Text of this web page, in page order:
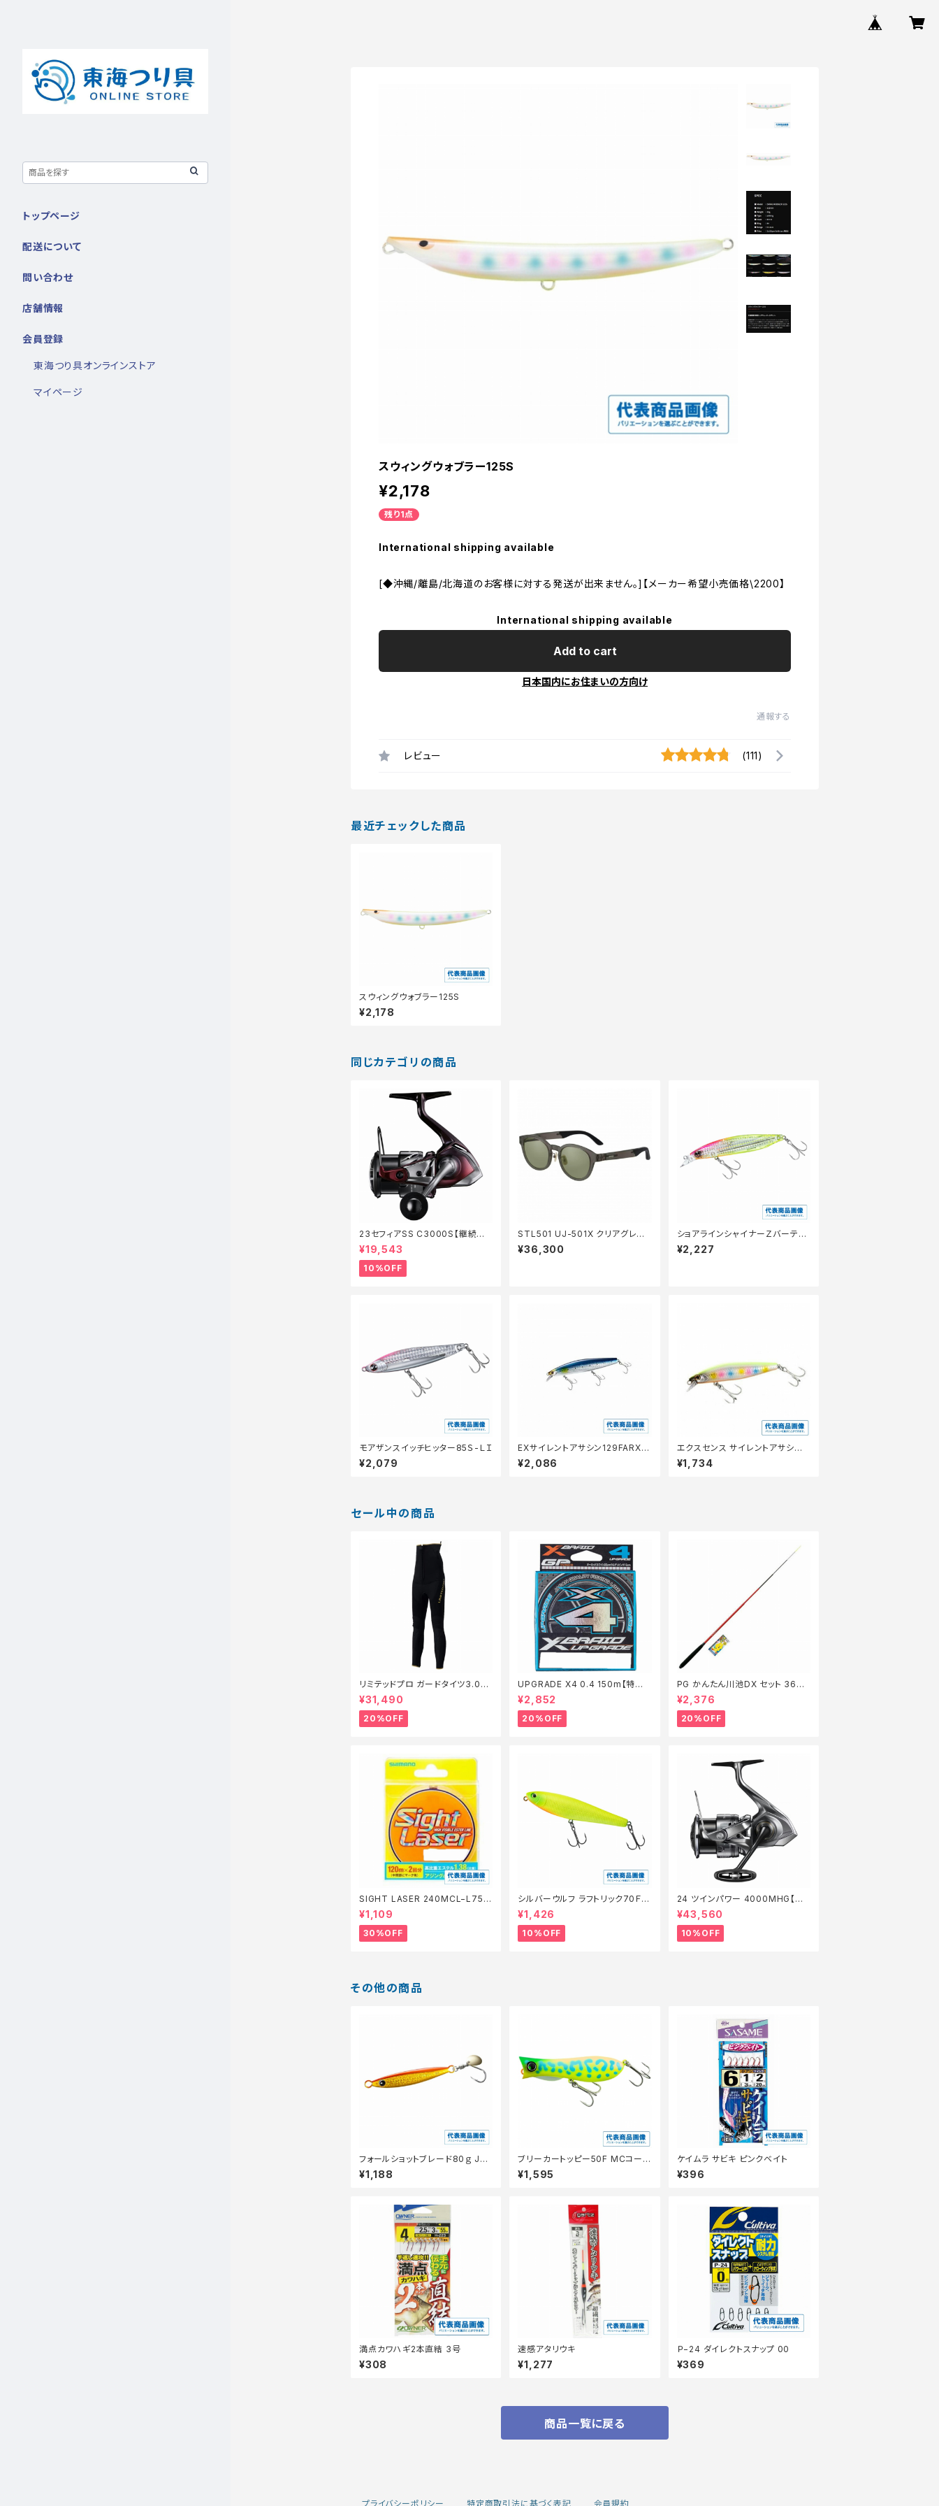
スウィングウォブラー125S
¥2,178
残り1点
International shipping available
[◆沖縄/離島/北海道のお客様に対する発送が出来ません。]【メーカー希望小売価格\2200】
International shipping available
Add to cart
日本国内にお住まいの方向け
通報する
レビュー (111)
最近チェックした商品
スウィングウォブラー125S
¥2,178
同じカテゴリの商品
23セフィアSS C3000S【継続セ
ール_リール】【10】
¥19,543
10%OFF
STL501 UJ-501X クリアグレー
EG
¥36,300
ショアラインシャイナーＺバーティ
スＲ98Ｓ ＬＩ
¥2,227
モアザンスイッチヒッター85Ｓ-ＬＩ
¥2,079
EXサイレントアサシン129FARXＭ
−129N
¥2,086
エクスセンス サイレントアサシン
ジェットブースト 80S ＸＭ−280
Ｎ 018
¥1,734
セール中の商品
リミテッドプロ ガードタイツ3.0FI
−540X 黒 LB【特価装備】【20】
¥31,490
20%OFF
UPGRADE X4 0.4 150m【特価
仕掛】【20】
¥2,852
20%OFF
PG かんたん川池DX セット 360
【特価セット】【20】
¥2,376
20%OFF
SIGHT LASER 240MCL−L75Q
橙 0.2【特価仕掛】【30】
¥1,109
30%OFF
シルバーウルフ ラフトリック70Ｆ
【スタッフ永徳浜名湖セレクト】【1
0】
¥1,426
10%OFF
24 ツインパワー 4000MHG【継
続セール_リール】【10】
¥43,560
10%OFF
その他の商品
フォールショットブレード80ｇ JU
−W08X
¥1,188
ブリーカートッピー50F MCコーチ
ドッグ
¥1,595
ケイムラ サビキ ピンクベイト
¥396
満点カワハギ2本直結 3号
¥308
速感アタリウキ
¥1,277
Ｐ−24 ダイレクトスナップ 00
¥369
商品一覧に戻る
トップページ
配送について
問い合わせ
店舗情報
会員登録
東海つり具オンラインストア
マイページ
プライバシーポリシー 特定商取引法に基づく表記 会員規約